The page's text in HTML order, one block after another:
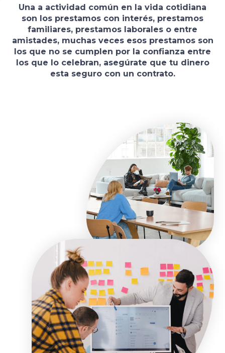
Una a actividad común en la vida cotidiana
son los prestamos con interés, prestamos
familiares, prestamos laborales o entre
amistades, muchas veces esos prestamos son
los que no se cumplen por la confianza entre
los que lo celebran, asegúrate que tu dinero
esta seguro con un contrato.